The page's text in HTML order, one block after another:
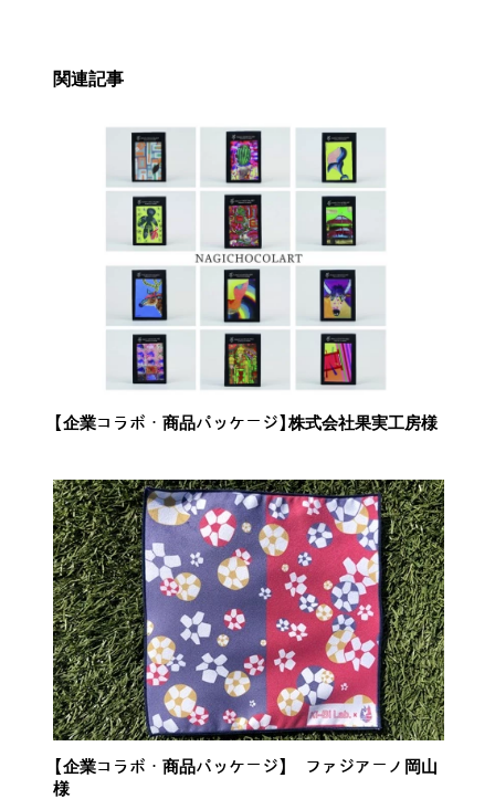
関連記事
【企業コラボ・商品パッケージ】株式会社果実工房様
【企業コラボ・商品パッケージ】 ファジアーノ岡山
様